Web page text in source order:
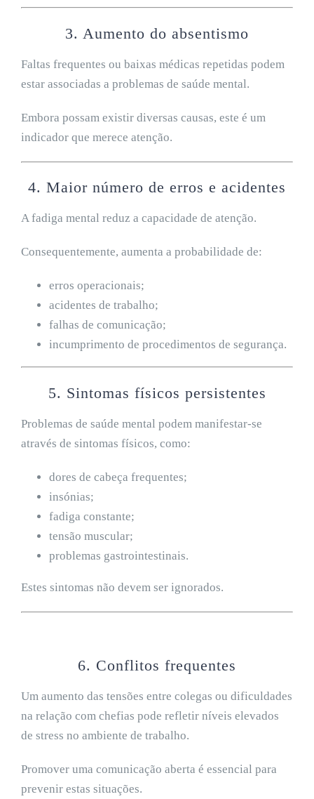
3. Aumento do absentismo
Faltas frequentes ou baixas médicas repetidas podem
estar associadas a problemas de saúde mental.
Embora possam existir diversas causas, este é um
indicador que merece atenção.
4. Maior número de erros e acidentes
A fadiga mental reduz a capacidade de atenção.
Consequentemente, aumenta a probabilidade de:
erros operacionais;
acidentes de trabalho;
falhas de comunicação;
incumprimento de procedimentos de segurança.
5. Sintomas físicos persistentes
Problemas de saúde mental podem manifestar-se
através de sintomas físicos, como:
dores de cabeça frequentes;
insónias;
fadiga constante;
tensão muscular;
problemas gastrointestinais.
Estes sintomas não devem ser ignorados.
6. Conflitos frequentes
Um aumento das tensões entre colegas ou dificuldades
na relação com chefias pode refletir níveis elevados
de stress no ambiente de trabalho.
Promover uma comunicação aberta é essencial para
prevenir estas situações.